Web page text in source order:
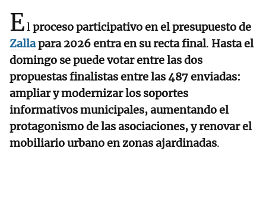
Elproceso participativo en el presupuesto de
Zallapara 2026 entra en su recta final. Hasta el
domingo se puede votar entre las dos
propuestas finalistas entre las 487 enviadas:
ampliar y modernizar los soportes
informativos municipales, aumentando el
protagonismo de las asociaciones, y renovar el
mobiliario urbano en zonas ajardinadas.